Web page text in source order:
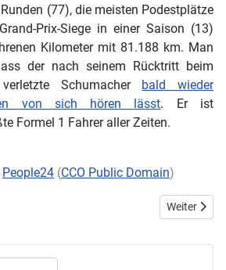
(77), die meisten Podestplätze
Prix-Siege in einer Saison (13)
Kilometer mit 81.188 km. Man
der nach seinem Rücktritt beim
Schumacher bald wieder
von sich hören lässt. Er ist
Formel 1 Fahrer aller Zeiten.
People24 (CCO Public Domain)
im Sportwagen sitzen - nicht träumen,
Nächster
Weiter